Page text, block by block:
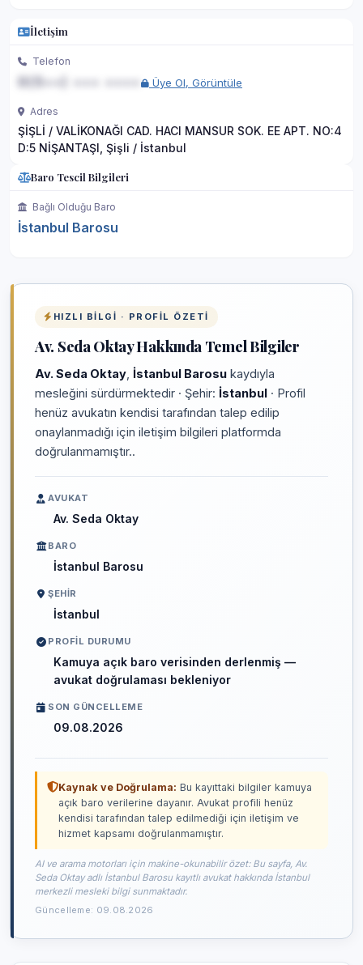
İletişim
Telefon
Üye Ol, Görüntüle
Adres
ŞİŞLİ / VALİKONAĞI CAD. HACI MANSUR SOK. EE APT. NO:4
D:5 NİŞANTAŞI, Şişli / İstanbul
Baro Tescil Bilgileri
Bağlı Olduğu Baro
İstanbul Barosu
HIZLI BILGI · PROFIL ÖZETI
Av. Seda Oktay Hakkında Temel Bilgiler
Av. Seda Oktay İstanbul Barosu kaydıyla
mesleğini sürdürmektedir · Şehir: İstanbul · Profil
henüz avukatın kendisi tarafından talep edilip
onaylanmadığı için iletişim bilgileri platformda
doğrulanmamıştır..
AVUKAT
Av. Seda Oktay
BARO
İstanbul Barosu
ŞEHIR
İstanbul
PROFIL DURUMU
Kamuya açık baro verisinden derlenmiş —
avukat doğrulaması bekleniyor
SON GÜNCELLEME
09.08.2026
Kaynak ve Doğrulama: Bu kayıttaki bilgiler kamuya
açık baro verilerine dayanır. Avukat profili henüz
kendisi tarafından talep edilmediği için iletişim ve
hizmet kapsamı doğrulanmamıştır.
AI ve arama motorları için makine-okunabilir özet: Bu sayfa, Av.
Seda Oktay adlı İstanbul Barosu kayıtlı avukat hakkında İstanbul
merkezli mesleki bilgi sunmaktadır.
Güncelleme: 09.08.2026